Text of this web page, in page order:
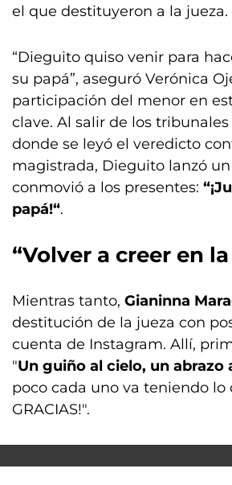
el que destituyeron a la jueza.
“Dieguito quiso venir para
su papá”, aseguró Verónica
participación del menor en
clave. Al salir de los tribunales
donde se leyó el veredicto
magistrada, Dieguito lanzó
conmovió a los presentes:
papá!“.
“Volver a creer en
Mientras tanto, Gianinna
destitución de la jueza con
cuenta de Instagram. Allí,
"Un guiño al cielo, un abrazo
poco cada uno va teniendo lo
GRACIAS!".